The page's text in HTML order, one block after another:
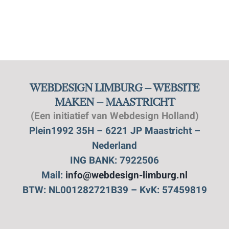
WEBDESIGN LIMBURG – WEBSITE
MAKEN – MAASTRICHT
(Een initiatief van Webdesign Holland)
Plein1992 35H – 6221 JP Maastricht –
Nederland
ING BANK: 7922506
Mail: info@webdesign-limburg.nl
BTW: NL001282721B39 – KvK: 57459819